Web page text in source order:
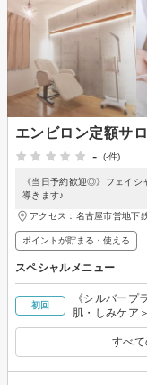
エンビロン定額サ
-
(-件)
《当日予約歓迎◎》フェイ
導きます♪
アクセス：名古屋市営地下
ポイントが貯まる・使える
スペシャルメニュー
初回
《シルバープ
肌・しみケア
すべ